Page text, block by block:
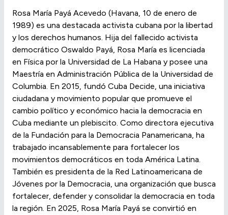
Rosa María Payá Acevedo (Havana, 10 de enero de
1989) es una destacada activista cubana por la libertad
y los derechos humanos. Hija del fallecido activista
democrático Oswaldo Payá, Rosa María es licenciada
en Física por la Universidad de La Habana y posee una
Maestría en Administración Pública de la Universidad de
Columbia. En 2015, fundó Cuba Decide, una iniciativa
ciudadana y movimiento popular que promueve el
cambio político y económico hacia la democracia en
Cuba mediante un plebiscito. Como directora ejecutiva
de la Fundación para la Democracia Panamericana, ha
trabajado incansablemente para fortalecer los
movimientos democráticos en toda América Latina.
También es presidenta de la Red Latinoamericana de
Jóvenes por la Democracia, una organización que busca
fortalecer, defender y consolidar la democracia en toda
la región. En 2025, Rosa María Payá se convirtió en